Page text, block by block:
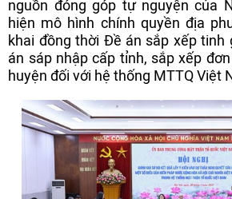
nguồn đóng góp tự nguyện của
hiện mô hình chính quyền địa
khai đồng thời Đề án sắp xếp tinh
án sáp nhập cấp tỉnh, sắp xếp
huyện đối với hệ thống MTTQ Việt